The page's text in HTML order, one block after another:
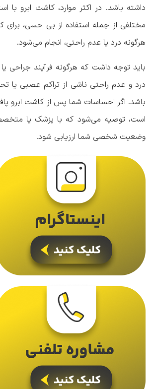
داشته باشد. در اکثر موارد، کاشت ابرو با
مختلفی از جمله استفاده از بی حسی، برای
هرگونه درد یا عدم راحتی، انجام می‌شود.
باید توجه داشت که هرگونه فرآیند جراحی
درد و عدم راحتی ناشی از تراکم عصبی یا
باشد. اگر احساسات شما پس از کاشت ابرو
است، توصیه می‌شود که با پزشک یا
وضعیت شخصی شما ارزیابی شود.